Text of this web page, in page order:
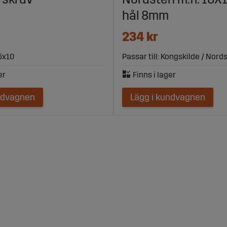
hål 8mm
234 kr
Passar till: Kongskilde /
Lägg i kundvagnen